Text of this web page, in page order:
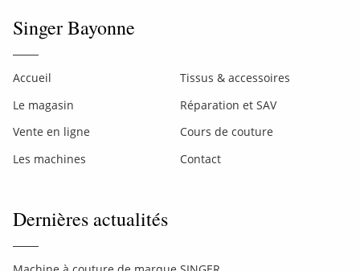
Singer Bayonne
Accueil
Tissus & accessoires
Le magasin
Réparation et SAV
Vente en ligne
Cours de couture
Les machines
Contact
Dernières actualités